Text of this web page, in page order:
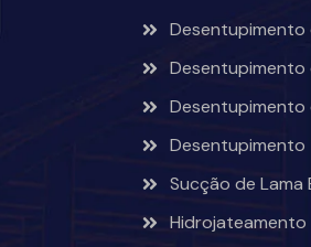
Desentupimento
Desentupimento
Desentupimento
Desentupimento
Sucção de
Hidrojateamento